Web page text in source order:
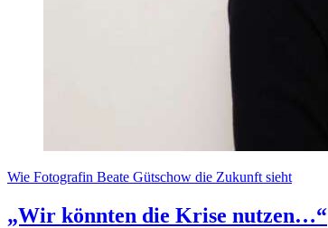
Wie Fotografin Beate Gütschow die Zukunft sieht
„Wir könnten die Krise nutzen…“